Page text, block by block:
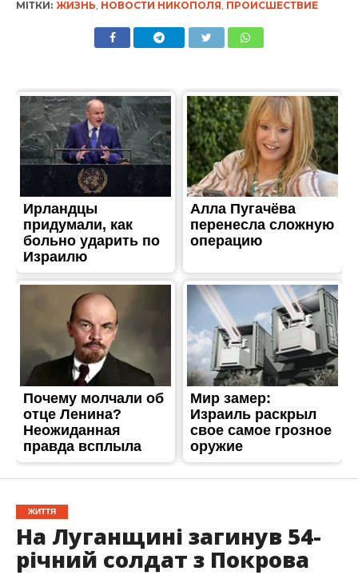
МІТКИ: ЖИЗНЬ НОВОСТИ НИКОПОЛЯ ПРОИСШЕСТВИЕ
ЖИТТЯ
На Луганщині загинув 54-
річний солдат з Покрова